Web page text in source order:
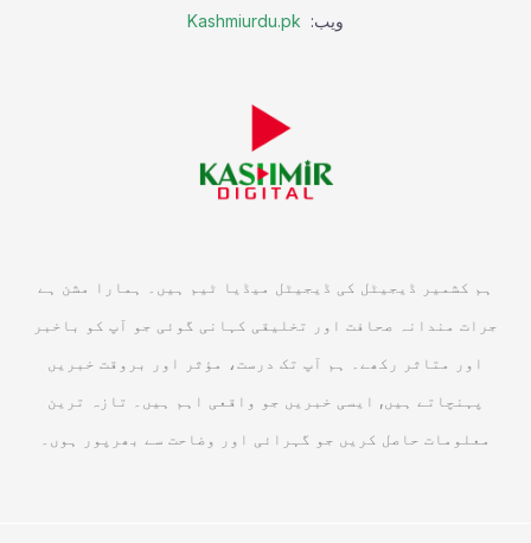
ویب: Kashmiurdu.pk
ہم کشمیر ڈیجیٹل کی ڈیجیٹل میڈیا ٹیم ہیں۔ ہمارا مشن ہے
جرات مندانہ صحافت اور تخلیقی کہانی گوئی جو آپ کو باخبر
اور متاثر رکھے۔ ہم آپ تک درست، مؤثر اور بروقت خبریں
پہنچاتے ہیں, ایسی خبریں جو واقعی اہم ہیں۔ تازہ ترین
معلومات حاصل کریں جو گہرائی اور وضاحت سے بھرپور ہوں۔